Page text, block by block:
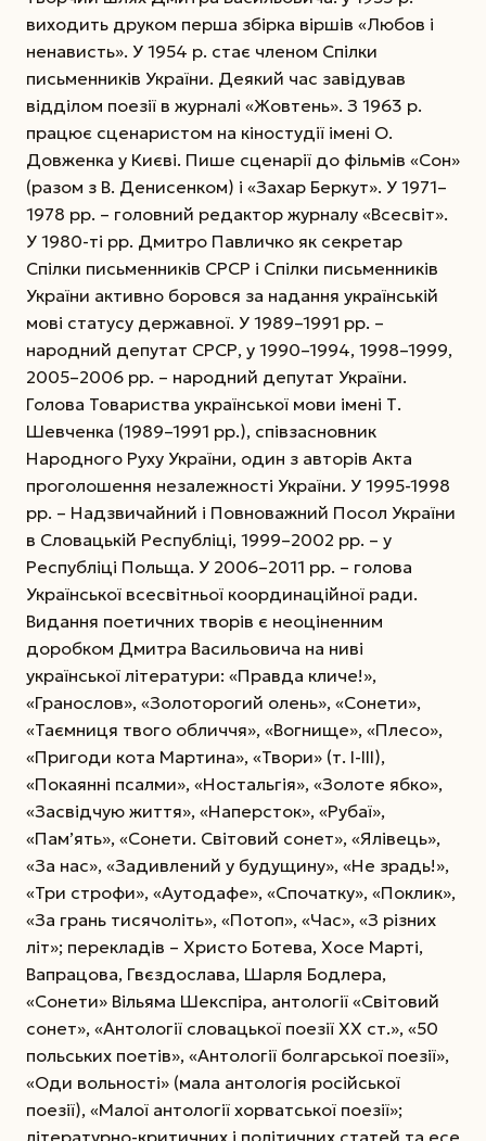
виходить друком перша збірка віршів «Любов і
ненависть». У 1954 р. стає членом Спілки
письменників України. Деякий час завідував
відділом поезії в журналі «Жовтень». З 1963 р.
працює сценаристом на кіностудії імені О.
Довженка у Києві. Пише сценарії до фільмів «Сон»
(разом з В. Денисенком) і «Захар Беркут». У 1971–
1978 рр. – головний редактор журналу «Всесвіт».
У 1980-ті рр. Дмитро Павличко як секретар
Спілки письменників СРСР і Спілки письменників
України активно боровся за надання українській
мові статусу державної. У 1989–1991 рр. –
народний депутат СРСР, у 1990–1994, 1998–1999,
2005–2006 рр. – народний депутат України.
Голова Товариства української мови імені Т.
Шевченка (1989–1991 рр.), співзасновник
Народного Руху України, один з авторів Акта
проголошення незалежності України. У 1995-1998
рр. – Надзвичайний і Повноважний Посол України
в Словацькій Республіці, 1999–2002 рр. – у
Республіці Польща. У 2006–2011 рр. – голова
Української всесвітньої координаційної ради.
Видання поетичних творів є неоціненним
доробком Дмитра Васильовича на ниві
української літератури: «Правда кличе!»,
«Гранослов», «Золоторогий олень», «Сонети»,
«Таємниця твого обличчя», «Вогнище», «Плесо»,
«Пригоди кота Мартина», «Твори» (т. І-ІІІ),
«Покаянні псалми», «Ностальгія», «Золоте ябко»,
«Засвідчую життя», «Наперсток», «Рубаї»,
«Пам’ять», «Сонети. Світовий сонет», «Ялівець»,
«За нас», «Задивлений у будущину», «Не зрадь!»,
«Три строфи», «Аутодафе», «Спочатку», «Поклик»,
«За грань тисячоліть», «Потоп», «Час», «З різних
літ»; перекладів – Христо Ботева, Хосе Марті,
Вапрацова, Гвєздослава, Шарля Бодлера,
«Сонети» Вільяма Шекспіра, антології «Світовий
сонет», «Антології словацької поезії ХХ ст.», «50
польських поетів», «Антології болгарської поезії»,
«Оди вольності» (мала антологія російської
поезії), «Малої антології хорватської поезії»;
літературно-критичних і політичних статей та есе